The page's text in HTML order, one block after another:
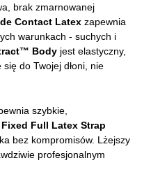
brak zmarnowanej
Contact Latex zapewnia
warunkach - suchych i
Body jest elastyczny,
do Twojej dłoni, nie
szybkie,
Fixed Full Latex Strap
bez kompromisów. Lżejszy
profesjonalnym